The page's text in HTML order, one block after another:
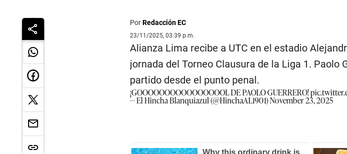
PorRedacción EC
23/11/2025, 03:39 p.m.
Alianza Lima recibe a UTC en el estadio
jornada del Torneo Clausura de la Liga 1. Paolo
partido desde el punto penal.
¡GOOOOOOOOOOOOOOOOL DE PAOLO GUERRERO!
— El Hincha Blanquiazul (@HinchaAL1901)November 23, 2025